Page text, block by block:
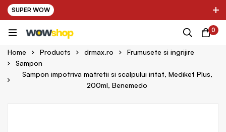
SUPER WOW
✌ Nou! Ultimii parteneri adaugati in platforma:
Farma ✌
0
Home Products drmax.ro
Frumusete si ingrijire
Sampon
Sampon impotriva matretii si scalpului iritat, Mediket Plus,
200ml, Benemedo